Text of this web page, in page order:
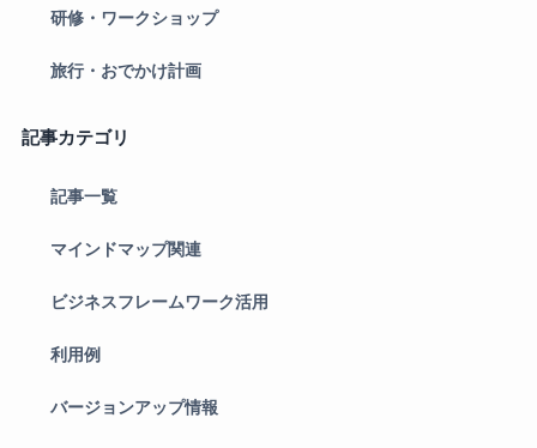
研修・ワークショップ
旅行・おでかけ計画
記事カテゴリ
記事一覧
マインドマップ関連
ビジネスフレームワーク活用
利用例
バージョンアップ情報